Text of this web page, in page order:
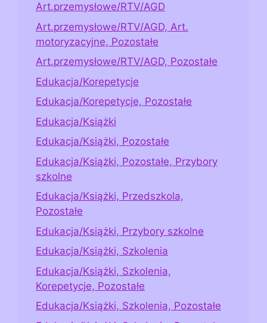
Art.przemysłowe/RTV/AGD
Art.przemysłowe/RTV/AGD, Art.
motoryzacyjne, Pozostałe
Art.przemysłowe/RTV/AGD, Pozostałe
Edukacja/Korepetycje
Edukacja/Korepetycje, Pozostałe
Edukacja/Książki
Edukacja/Książki, Pozostałe
Edukacja/Książki, Pozostałe, Przybory
szkolne
Edukacja/Książki, Przedszkola,
Pozostałe
Edukacja/Książki, Przybory szkolne
Edukacja/Książki, Szkolenia
Edukacja/Książki, Szkolenia,
Korepetycje, Pozostałe
Edukacja/Książki, Szkolenia, Pozostałe